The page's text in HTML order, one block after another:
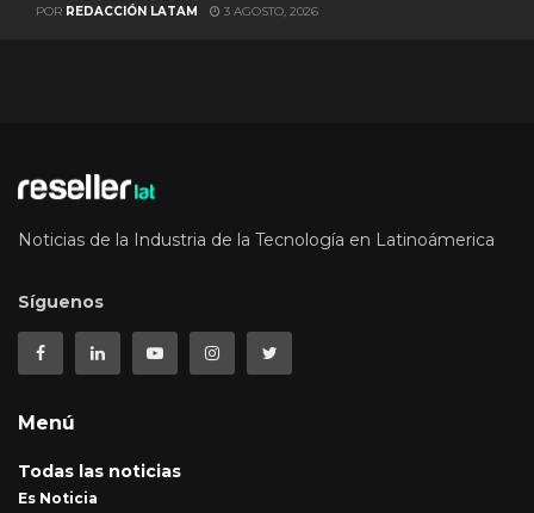
POR REDACCIÓN LATAM 3 AGOSTO, 2026
Noticias de la Industria de la Tecnología en Latinoámerica
Síguenos
Menú
Todas las noticias
Es Noticia